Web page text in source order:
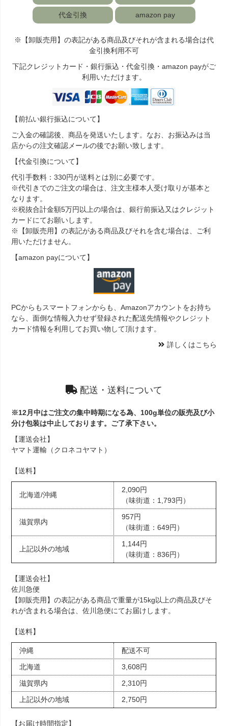
代金引換 amazon pay
※【卸販売用】の表記がある商品及びそれが含まれる場合は代
金引換利用不可
下記クレジットカード・銀行振込・代金引換・amazon payがご
利用いただけます。
【前払い銀行振込について】
ご入金の確認後、商品を発送いたします。なお、お振込みは当
店からの注文確認メールの後でお願い致します。
【代金引換について】
代引手数料：330円が送料とは別に必要です。
※代引きでのご注文の場合は、注文主様本人受け取りが基本と
なります。
※税抜合計金額5万円以上の場合は、銀行前振込又はクレジット
カードにてお願いします。
※【卸販売用】の表記がある商品及びそれを含む場合は、ご利
用いただけません。
【amazon payについて】
PCからもスマートフォンからも、Amazonアカウントをお持ち
なら、面倒な情報入力せず登録された配送先情報やクレジット
カード情報を利用してお買い物して頂けます。
詳しくはこちら
配送・送料について
※12月中はご注文の集中時期になる為、100g単位の販売及び小
分け包装は中止しております。ご了承下さい。
【運送会社】
ヤマト運輸（クロネコヤマト）
【送料】
北海道/沖縄
2,090円
（味街道：1,793円）
滋賀県内
957円
（味街道：649円）
上記以外の地域
1,144円
（味街道：836円）
【運送会社】
佐川急便
【卸販売用】の表記がある商品で重量が15kg以上の商品及びそ
れが含まれる場合は、佐川急便にてお届けします。
【送料】
沖縄
配送不可
北海道
3,608円
滋賀県内
2,310円
上記以外の地域
2,750円
【お届け時間指定】